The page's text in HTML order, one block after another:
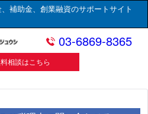
補助金、創業融資のサポートサイト
03-6869-8365
相談はこちら